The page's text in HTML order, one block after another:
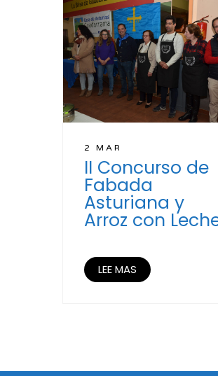
2 MAR
II Concurso de
Fabada
Asturiana y
Arroz con
LEE MAS